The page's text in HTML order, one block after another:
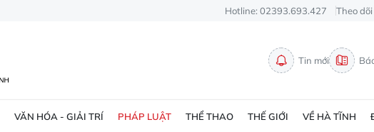
Hotline: 02393.693.427 Theo
Tin mới
VĂN HÓA - GIẢI TRÍ PHÁP LUẬT THỂ THAO THẾ GIỚI VỀ HÀ TĨNH